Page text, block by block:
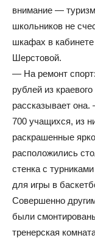
внимание —
школьников не
шкафах в
Шерстовой.
— На ремонт
рублей из
рассказывает
700 учащихся, из
раскрашенные
расположились
стенка с
для игры в
Совершенно
были
тренерская